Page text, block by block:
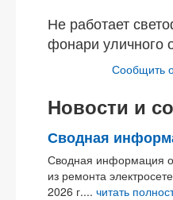
Не работает
фонари уличного
Сообщить
Новости и
Сводная
Сводная информация
из ремонта
2026 г.... читать